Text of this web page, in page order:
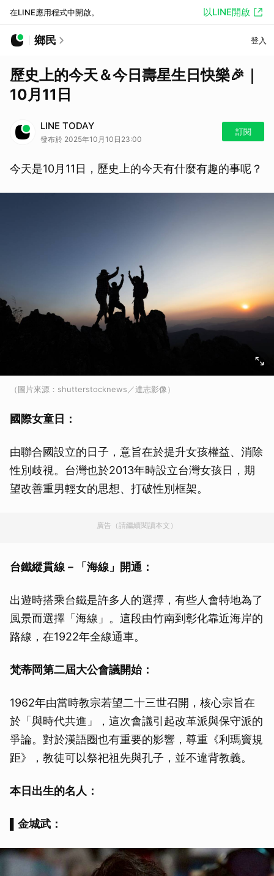
在LINE應用程式中開啟。 以LINE開啟
鄉民 登入
歷史上的今天＆今日壽星生日快樂🎉｜
10月11日
LINE TODAY
發布於 2025年10月10日23:00
訂閱
今天是10月11日，歷史上的今天有什麼有趣的事呢？
（圖片來源：shutterstocknews／達志影像）
國際女童日：
由聯合國設立的日子，意旨在於提升女孩權益、消除
性別歧視。台灣也於2013年時設立台灣女孩日，期
望改善重男輕女的思想、打破性別框架。
廣告（請繼續閱讀本文）
台鐵縱貫線－「海線」開通：
出遊時搭乘台鐵是許多人的選擇，有些人會特地為了
風景而選擇「海線」。這段由竹南到彰化靠近海岸的
路線，在1922年全線通車。
梵蒂岡第二屆大公會議開始：
1962年由當時教宗若望二十三世召開，核心宗旨在
於「與時代共進」，這次會議引起改革派與保守派的
爭論。對於漢語圈也有重要的影響，尊重《利瑪竇規
距》，教徒可以祭祀祖先與孔子，並不違背教義。
本日出生的名人：
金城武：